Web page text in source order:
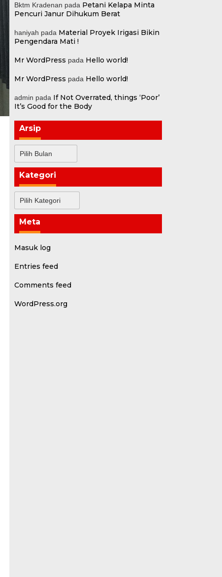
Bktm Kradenan pada Petani Kelapa Minta
Pencuri Janur Dihukum Berat
haniyah pada Material Proyek Irigasi Bikin
Pengendara Mati !
Mr WordPress pada Hello world!
Mr WordPress pada Hello world!
admin pada If Not Overrated, things ‘Poor’
It’s Good for the Body
Arsip
Kategori
Meta
Masuk log
Entries feed
Comments feed
WordPress.org